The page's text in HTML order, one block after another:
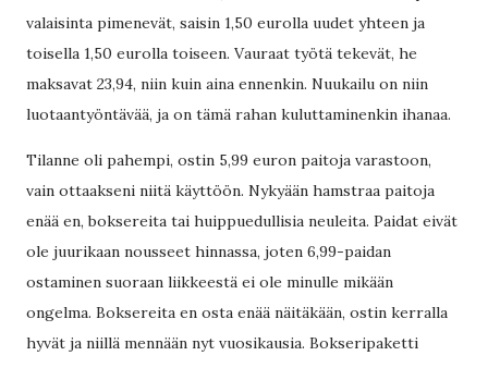
valaisinta pimenevät, saisin 1,50 eurolla uudet yhteen ja
toisella 1,50 eurolla toiseen. Vauraat työtä tekevät, he
maksavat 23,94, niin kuin aina ennenkin. Nuukailu on niin
luotaantyöntävää, ja on tämä rahan kuluttaminenkin ihanaa.
Tilanne oli pahempi, ostin 5,99 euron paitoja varastoon,
vain ottaakseni niitä käyttöön. Nykyään hamstraa paitoja
enää en, boksereita tai huippuedullisia neuleita. Paidat eivät
ole juurikaan nousseet hinnassa, joten 6,99-paidan
ostaminen suoraan liikkeestä ei ole minulle mikään
ongelma. Boksereita en osta enää näitäkään, ostin kerralla
hyvät ja niillä mennään nyt vuosikausia. Bokseripaketti